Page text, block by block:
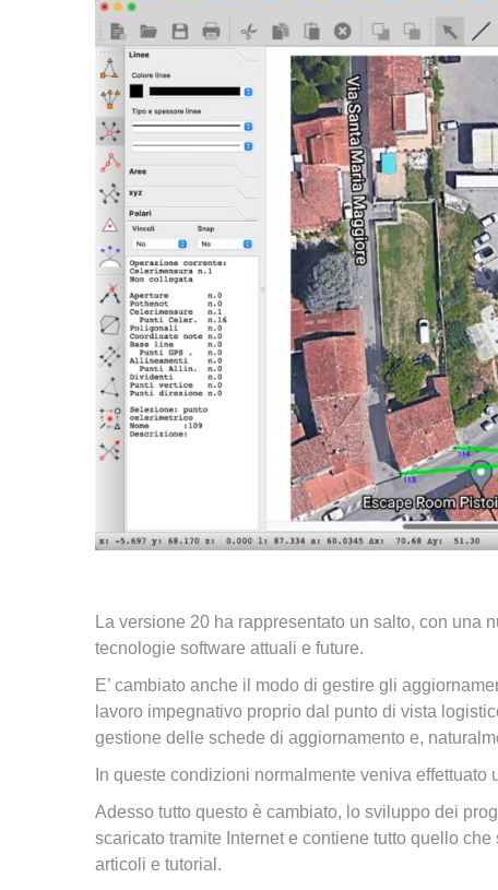
La versione 20 ha rappresentato un salto, con una
tecnologie software attuali e future.
E’ cambiato anche il modo di gestire gli
lavoro impegnativo proprio dal punto di vista
gestione delle schede di aggiornamento e,
In queste condizioni normalmente veniva
Adesso tutto questo è cambiato, lo sviluppo dei
scaricato tramite Internet e contiene tutto quello
articoli e tutorial.